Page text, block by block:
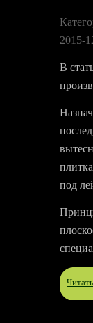
2015-
В
под